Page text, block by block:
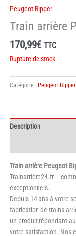
Peugeot Bipper
Train arrière
170,99€ TTC
Rupture de stock
Catégorie : Peugeot Bipper
Description
Train arrière Peugeot
Trainarrière24.fr –
exceptionnels.
Depuis 14 ans à votre
fabrication de trains
un produit répondant
votre satisfaction. Nos